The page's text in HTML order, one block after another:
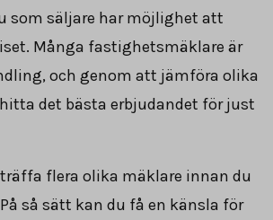
som säljare har möjlighet att
Många fastighetsmäklare är
och genom att jämföra olika
det bästa erbjudandet för just
flera olika mäklare innan du
så sätt kan du få en känsla för